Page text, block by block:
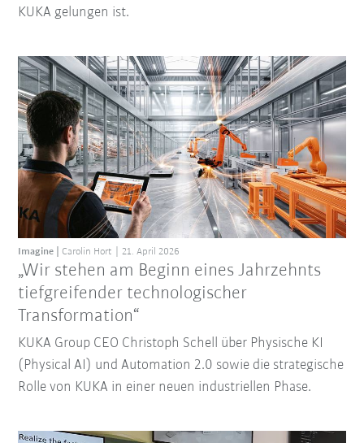
KUKA gelungen ist.
„Wir stehen am Beginn eines Jahrzehnts
tiefgreifender technologischer
Transformation“
Imagine Carolin Hort 21. April 2026
KUKA Group CEO Christoph Schell über Physische KI
(Physical AI) und Automation 2.0 sowie die strategische
Rolle von KUKA in einer neuen industriellen Phase.